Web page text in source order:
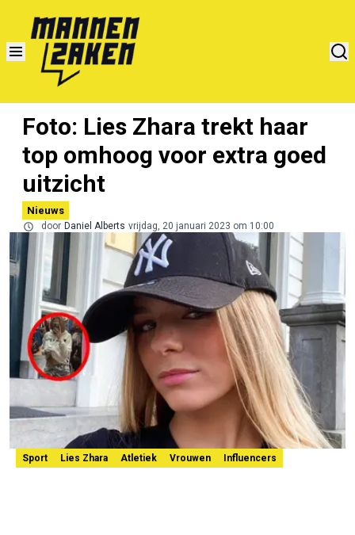
Foto: Lies Zhara trekt haar
top omhoog voor extra goed
uitzicht
Nieuws
door Daniel Alberts vrijdag, 20 januari 2023 om 10:00
Sport Lies Zhara Atletiek Vrouwen Influencers